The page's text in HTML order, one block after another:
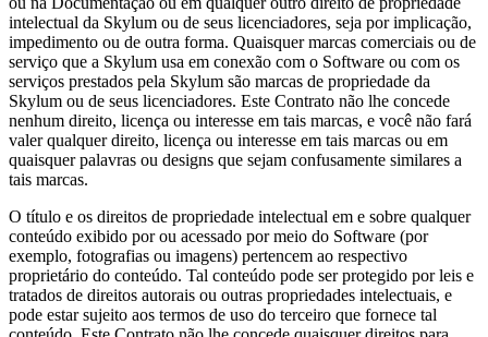
intelectual da Skylum ou de seus licenciadores, seja por implicação,
impedimento ou de outra forma. Quaisquer marcas comerciais ou de
serviço que a Skylum usa em conexão com o Software ou com os
serviços prestados pela Skylum são marcas de propriedade da
Skylum ou de seus licenciadores. Este Contrato não lhe concede
nenhum direito, licença ou interesse em tais marcas, e você não fará
valer qualquer direito, licença ou interesse em tais marcas ou em
quaisquer palavras ou designs que sejam confusamente similares a
tais marcas.
O título e os direitos de propriedade intelectual em e sobre qualquer
conteúdo exibido por ou acessado por meio do Software (por
exemplo, fotografias ou imagens) pertencem ao respectivo
proprietário do conteúdo. Tal conteúdo pode ser protegido por leis e
tratados de direitos autorais ou outras propriedades intelectuais, e
pode estar sujeito aos termos de uso do terceiro que fornece tal